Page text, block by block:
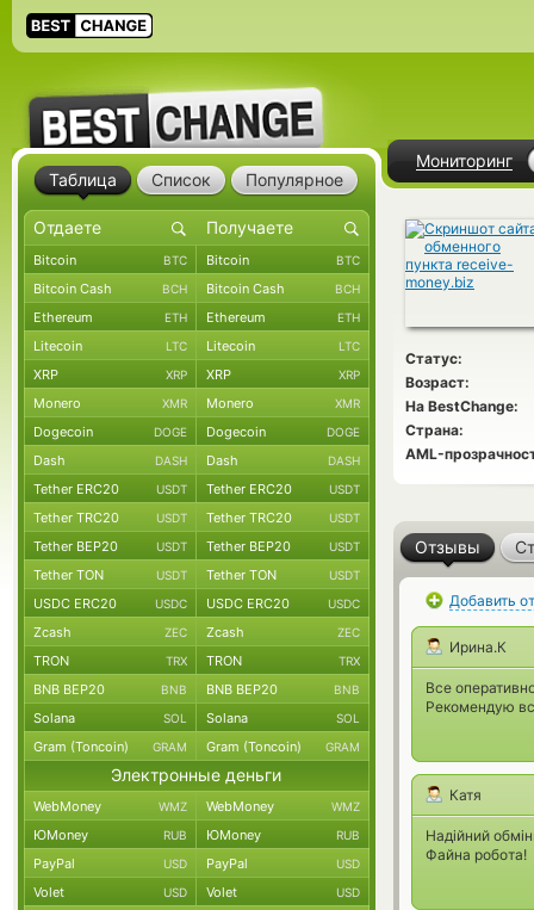
Мониторинг
Статус:
Возраст:
На BestChange:
Страна:
AML-
Отзывы
Добавить
Ирина.К
Все
Рекомендую
Катя
Надiйний
Файна робота!
Таблица Список Популярное
Bitcoin BTC Bitcoin BTC
Bitcoin Cash BCH Bitcoin Cash BCH
Ethereum ETH Ethereum ETH
Litecoin LTC Litecoin LTC
XRP XRP XRP XRP
Monero XMR Monero XMR
Dogecoin DOGE Dogecoin DOGE
Dash DASH Dash DASH
Tether ERC20 USDT Tether ERC20 USDT
Tether TRC20 USDT Tether TRC20 USDT
Tether BEP20 USDT Tether BEP20 USDT
Tether TON USDT Tether TON USDT
USDC ERC20 USDC USDC ERC20 USDC
Zcash ZEC Zcash ZEC
TRON TRX TRON TRX
BNB BEP20 BNB BNB BEP20 BNB
Solana SOL Solana SOL
Gram (Toncoin) GRAM Gram (Toncoin) GRAM
Электронные деньги
WebMoney WMZ WebMoney WMZ
ЮMoney RUB ЮMoney RUB
PayPal USD PayPal USD
Volet USD Volet USD